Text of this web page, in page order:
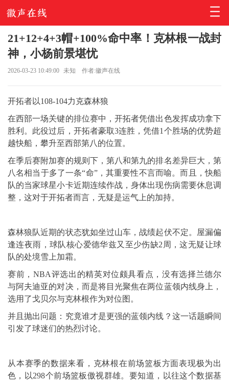
21+12+4+3帽+100%命中率！克林根一战封
神，小杨前景堪忧
2026-03-23 10:49:00 未知 作者:徽声在线
开拓者以108-104力克森林狼
在西部一场关键的排位赛中，开拓者凭借出色发挥成功拿下
胜利。此役过后，开拓者豪取3连胜，凭借1个胜场的优势超
越快船，攀升至西部第八的位置。
在季后赛附加赛的规则下，第八和第九的排名差异巨大，第
八名相当于多了一条“命”，其重要性不言而喻。而且，快船
队的当家球星小卡近期连续作战，身体出现伤病需要休息调
整，这对于开拓者而言，无疑是运气上的加持。
森林狼队近期的状态犹如坐过山车，战绩起伏不定。屋漏偏
逢连夜雨，球队核心爱德华兹又至少伤缺2周，这无疑让球
队的处境雪上加霜。
赛前，NBA评选出的精英对位颇具看点，没有选择兰德尔
与阿夫迪亚的对决，而是将目光聚焦在两位蓝领内线身上，
选用了戈贝尔与克林根作为对位图。
并且抛出问题：究竟谁才是更强的蓝领内线？这一话题瞬间
引发了球迷们的热烈讨论。
从本赛季的数据来看，克林根在前场篮板方面表现极为出
色，以298个前场篮板傲视群雄。要知道，以往这个数据基